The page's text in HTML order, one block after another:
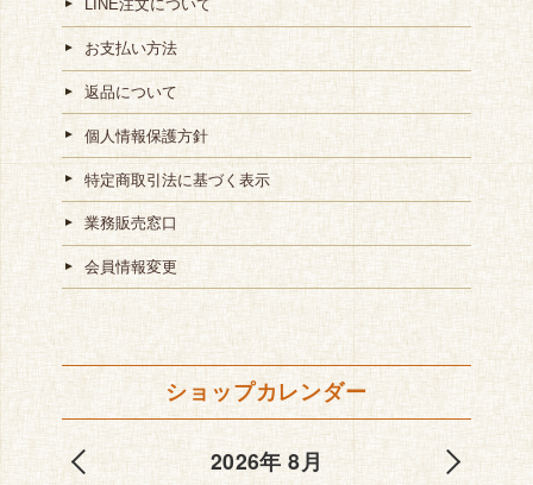
LINE注文について
お支払い方法
返品について
個人情報保護方針
特定商取引法に基づく表示
業務販売窓口
会員情報変更
ショップカレンダー
2026年 8月